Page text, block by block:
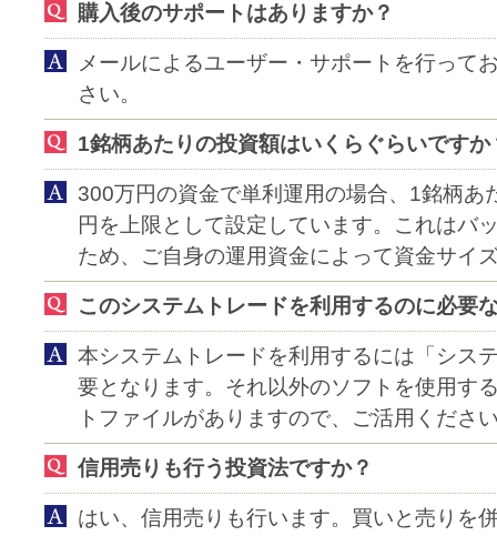
購入後のサポートはありますか？
メールによるユーザー・サポートを行って
さい。
1銘柄あたりの投資額はいくらぐらいですか
300万円の資金で単利運用の場合、1銘柄あ
円を上限として設定しています。これはバ
ため、ご自身の運用資金によって資金サイ
このシステムトレードを利用するのに必要
本システムトレードを利用するには「シス
要となります。それ以外のソフトを使用す
トファイルがありますので、ご活用くださ
信用売りも行う投資法ですか？
はい、信用売りも行います。買いと売りを